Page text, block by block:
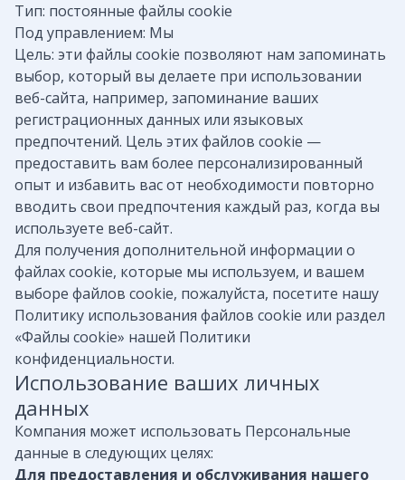
Тип: постоянные файлы cookie
Под управлением: Мы
Цель: эти файлы cookie позволяют нам запоминать
выбор, который вы делаете при использовании
веб-сайта, например, запоминание ваших
регистрационных данных или языковых
предпочтений. Цель этих файлов cookie —
предоставить вам более персонализированный
опыт и избавить вас от необходимости повторно
вводить свои предпочтения каждый раз, когда вы
используете веб-сайт.
Для получения дополнительной информации о
файлах cookie, которые мы используем, и вашем
выборе файлов cookie, пожалуйста, посетите нашу
Политику использования файлов cookie или раздел
«Файлы cookie» нашей Политики
конфиденциальности.
Использование ваших личных
данных
Компания может использовать Персональные
данные в следующих целях:
Для предоставления и обслуживания нашего